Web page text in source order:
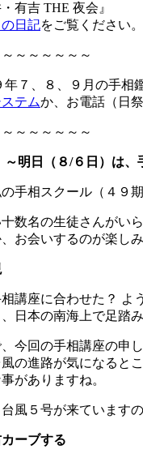
有吉 THE 夜会』
の日記をご覧ください。
～～～～～～
７、８、９月の手相
テムか、お電話（日
～～～～～～
日（８/６日）は、
手相スクール（４９
数名の生徒さんがいら
お会いするのが楽しみ
講座に合わせた？ よ
日本の南海上で足踏み
今回の手相講座の申
の進路が気になるとこ
がありますね。
風５号が来ていますの
ーブする